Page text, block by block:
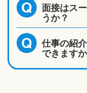
Q 面接はス
うか？
Q 仕事の紹
できます